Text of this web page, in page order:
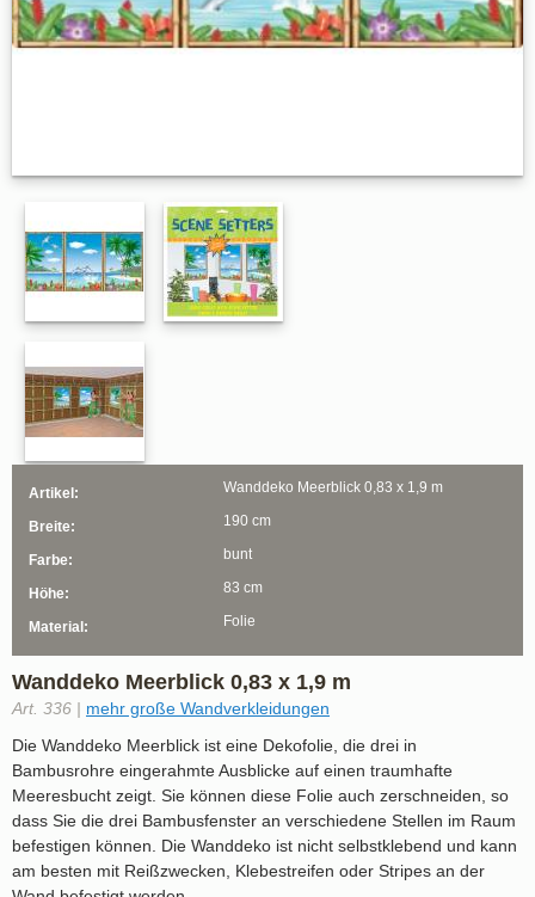
Wanddeko Meerblick 0,83 x 1,9 m
Art. 336 | mehr große Wandverkleidungen
Die Wanddeko Meerblick ist eine Dekofolie, die drei in
Bambusrohre eingerahmte Ausblicke auf einen traumhafte
Meeresbucht zeigt. Sie können diese Folie auch zerschneiden, so
dass Sie die drei Bambusfenster an verschiedene Stellen im Raum
befestigen können. Die Wanddeko ist nicht selbstklebend und kann
am besten mit Reißzwecken, Klebestreifen oder Stripes an der
Artikel: Wanddeko Meerblick 0,83 x 1,9 m
Breite: 190 cm
Farbe: bunt
Höhe: 83 cm
Material: Folie